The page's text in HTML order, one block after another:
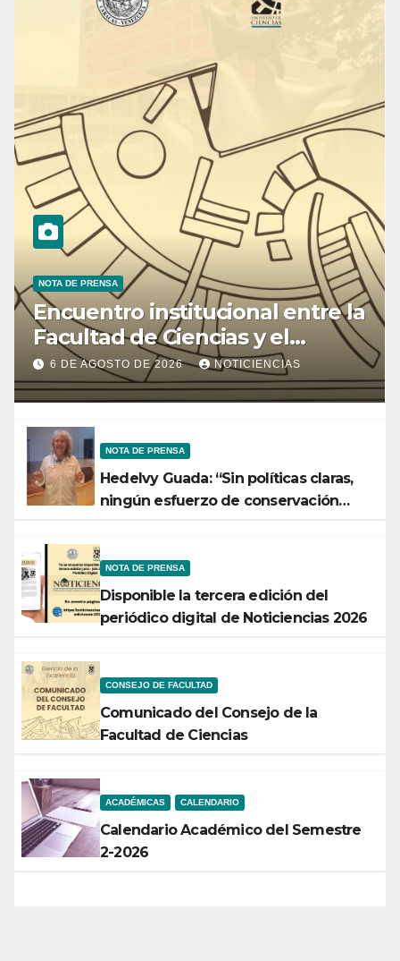
NOTA DE PRENSA
Encuentro institucional entre la
Facultad de Ciencias y el
Ministerio de Ciencia y
Tecnología
6 DE AGOSTO DE 2026 NOTICIENCIAS
NOTA DE PRENSA
Hedelvy Guada: “Sin políticas claras,
ningún esfuerzo de conservación
NOTA DE PRENSA
Disponible la tercera edición del
periódico digital de Noticiencias 2026
CONSEJO DE FACULTAD
Comunicado del Consejo de la
Facultad de Ciencias
ACADÉMICAS CALENDARIO
Calendario Académico del Semestre
2-2026